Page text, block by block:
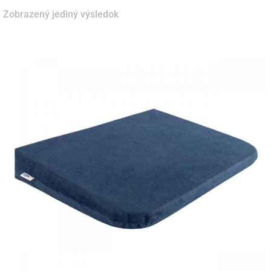
Zobrazený jediný výsledok